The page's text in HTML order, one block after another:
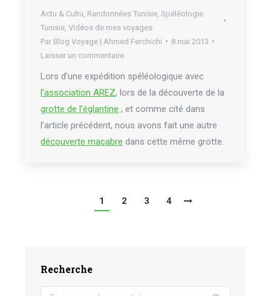
Actu & Cultu Randonnées Tunisie ,Spéléologie
Tunisie ,Vidéos de mes voyages
Par Blog Voyage | Ahmed Ferchichi
8 mai 2013
Laisser un commentaire
Lors d’une expédition spéléologique avec
l’association AREZ, lors de la découverte de la
grotte de l’églantine , et comme cité dans
l’article précédent, nous avons fait une autre
découverte macabre dans cette même grotte.
1 2 3 4
Recherche
Search: